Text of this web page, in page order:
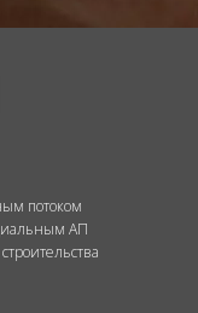
потоком
АП